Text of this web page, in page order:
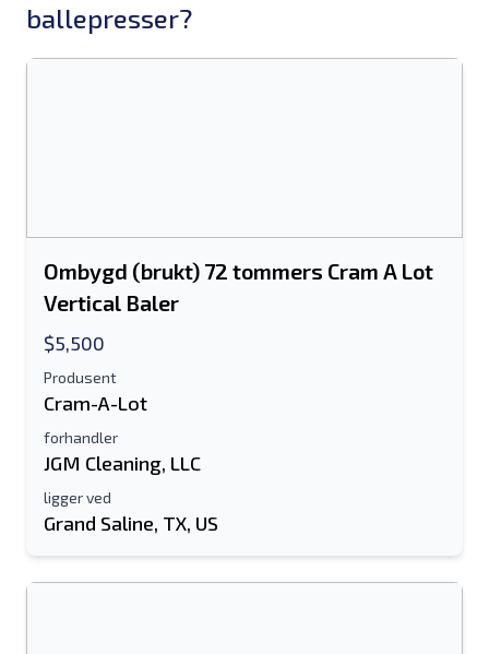
ballepresser?
Ombygd (brukt) 72 tommers Cram A Lot
Vertical Baler
$5,500
Produsent
Cram-A-Lot
forhandler
JGM Cleaning, LLC
ligger ved
Grand Saline, TX, US